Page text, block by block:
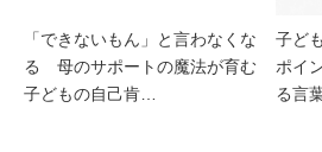
「できないもん」と言わなくな
る 母のサポートの魔法が育む
子どもの自己肯…
子ど
ポイ
る言